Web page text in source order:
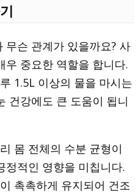
무슨 관계가 있을까요? 사
우 중요한 역할을 합니다.
1.5L 이상의 물을 마시는
건강에도 큰 도움이 됩니
몸 전체의 수분 균형이
정적인 영향을 미칩니다.
촉촉하게 유지되어 건조